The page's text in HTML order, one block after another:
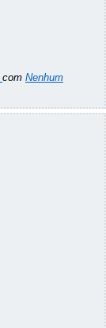
com Nenhum